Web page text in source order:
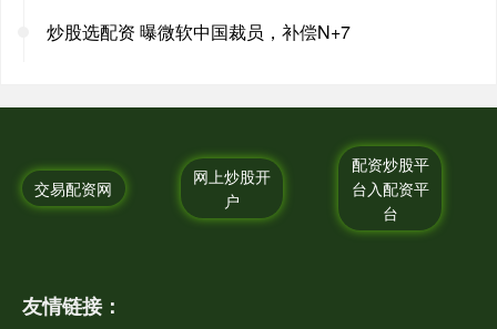
炒股选配资 曝微软中国裁员，补偿N+7
交易配资网
网上炒股开
户
配资炒股平
台入配资平
台
友情链接：